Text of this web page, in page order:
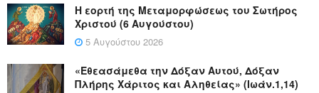
Η εορτή της Μεταμορφώσεως του Σωτήρος
Χριστού (6 Αυγούστου)
5 Αυγούστου 2026
«Εθεασάμεθα την Δόξαν Αυτού, Δόξαν
Πλήρης Χάριτος και Αληθείας» (Ιωάν.1,14)